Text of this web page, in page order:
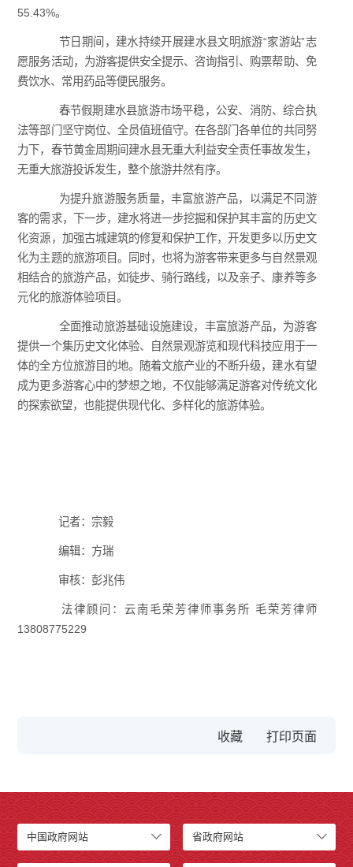
55.43%。
节日期间，建水持续开展建水县文明旅游“家游站”志
愿服务活动，为游客提供安全提示、咨询指引、购票帮助、免
费饮水、常用药品等便民服务。
春节假期建水县旅游市场平稳，公安、消防、综合执
法等部门坚守岗位、全员值班值守。在各部门各单位的共同努
力下，春节黄金周期间建水县无重大利益安全责任事故发生，
无重大旅游投诉发生，整个旅游井然有序。
为提升旅游服务质量，丰富旅游产品，以满足不同游
客的需求，下一步，建水将进一步挖掘和保护其丰富的历史文
化资源，加强古城建筑的修复和保护工作，开发更多以历史文
化为主题的旅游项目。同时，也将为游客带来更多与自然景观
相结合的旅游产品，如徒步、骑行路线，以及亲子、康养等多
元化的旅游体验项目。
全面推动旅游基础设施建设，丰富旅游产品，为游客
提供一个集历史文化体验、自然景观游览和现代科技应用于一
体的全方位旅游目的地。随着文旅产业的不断升级，建水有望
成为更多游客心中的梦想之地，不仅能够满足游客对传统文化
的探索欲望，也能提供现代化、多样化的旅游体验。
记者：宗毅
编辑：方瑞
审核：彭兆伟
法律顾问：云南毛荣芳律师事务所 毛荣芳律师
13808775229
收藏
中国政府网站 省政府网站